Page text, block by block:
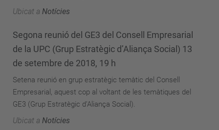
Ubicat a Notícies
Segona reunió del GE3 del Consell Empresarial
de la UPC (Grup Estratègic d’Aliança Social) 13
de setembre de 2018, 19 h
Setena reunió en grup estratègic temàtic del Consell
Empresarial, aquest cop al voltant de les temàtiques del
GE3 (Grup Estratègic d’Aliança Social).
Ubicat a Notícies